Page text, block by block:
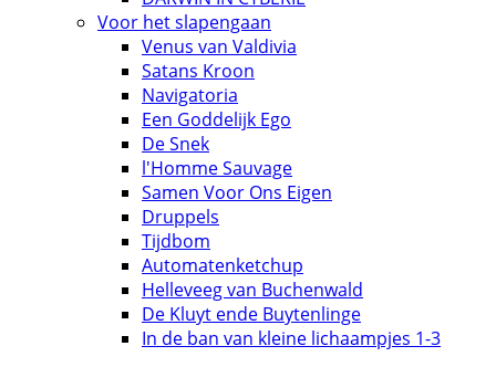
Voor het slapengaan
Venus van Valdivia
Satans Kroon
Navigatoria
Een Goddelijk Ego
De Snek
l'Homme Sauvage
Samen Voor Ons Eigen
Druppels
Tijdbom
Automatenketchup
Helleveeg van Buchenwald
De Kluyt ende Buytenlinge
In de ban van kleine lichaampjes 1-3